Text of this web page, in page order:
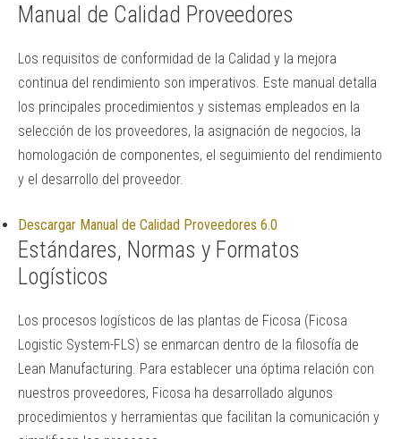
Manual de Calidad Proveedores
Los requisitos de conformidad de la Calidad y la mejora
continua del rendimiento son imperativos. Este manual detalla
los principales procedimientos y sistemas empleados en la
selección de los proveedores, la asignación de negocios, la
homologación de componentes, el seguimiento del rendimiento
y el desarrollo del proveedor.
Descargar Manual de Calidad Proveedores 6.0
Estándares, Normas y Formatos
Logísticos
Los procesos logísticos de las plantas de Ficosa (Ficosa
Logistic System-FLS) se enmarcan dentro de la filosofía de
Lean Manufacturing. Para establecer una óptima relación con
nuestros proveedores, Ficosa ha desarrollado algunos
procedimientos y herramientas que facilitan la comunicación y